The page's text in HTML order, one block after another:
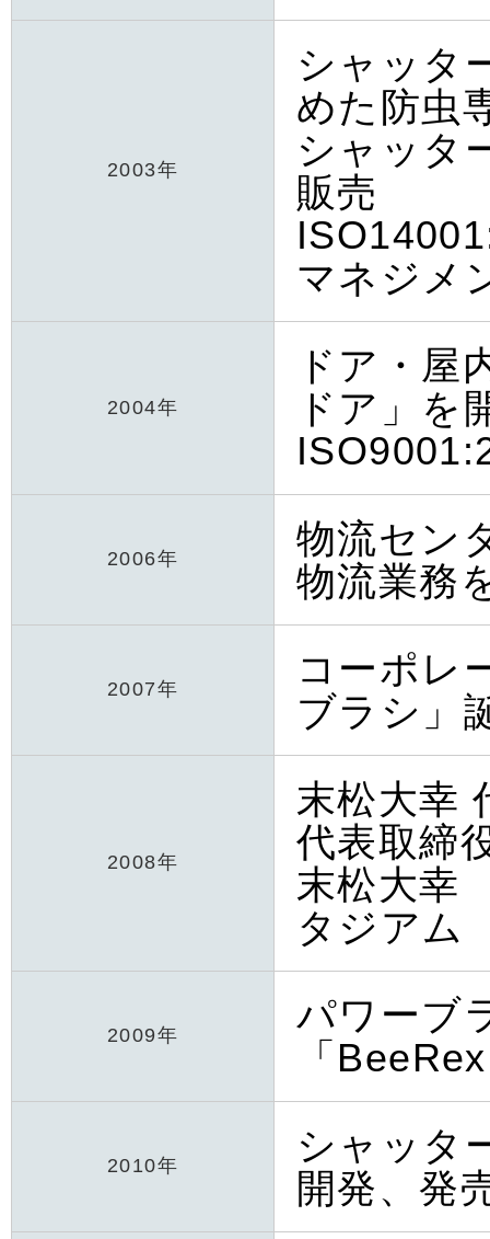
2003年
シャッタ
めた防虫
シャッタ
販売
マネジメ
2004年
ドア・
ドア」を
2006年
物流セン
物流業務
2007年
コーポレ
ブラシ」
2008年
末松大幸
代表取締
末松大幸
タジアム
2009年
パワーブ
「
2010年
シャッタ
開発、発